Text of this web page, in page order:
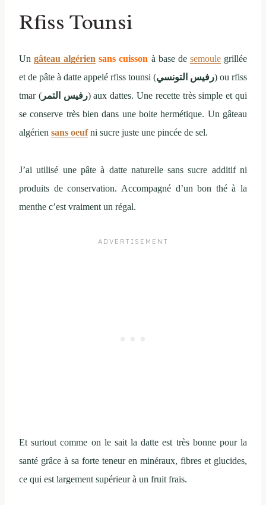
Rfiss Tounsi
Ungâteau algérien sans cuisson à base de semoulegrillée
et de pâte à datte appelé rfiss tounsi (رفيس التونسي) ou rfiss
tmar (رفيس التمر) aux dattes. Une recette très simple et qui
se conserve très bien dans une boite hermétique. Un gâteau
algérien sans oeufni sucre juste une pincée de sel.
J’ai utilisé une pâte à datte naturelle sans sucre additif ni
produits de conservation. Accompagné d’un bon thé à la
menthe c’est vraiment un régal.
Et surtout comme on le sait la datte est très bonne pour la
santé grâce à sa forte teneur en minéraux, fibres et glucides,
ce qui est largement supérieur à un fruit frais.